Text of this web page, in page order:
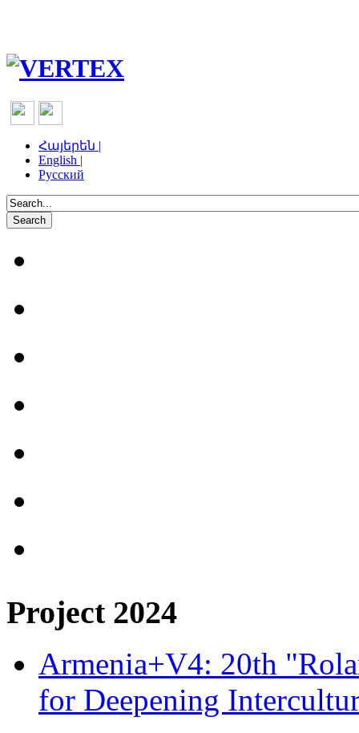
Հայերեն |
English |
Русский
Project 2024
Armenia+V4: 20th
for Deepening